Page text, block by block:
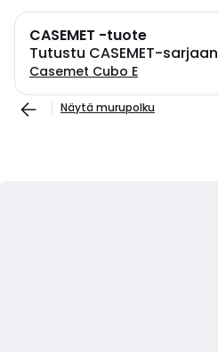
CASEMET -tuote
Tutustu CASEMET-sarjaan
Casemet Cubo E
Näytä murupolku